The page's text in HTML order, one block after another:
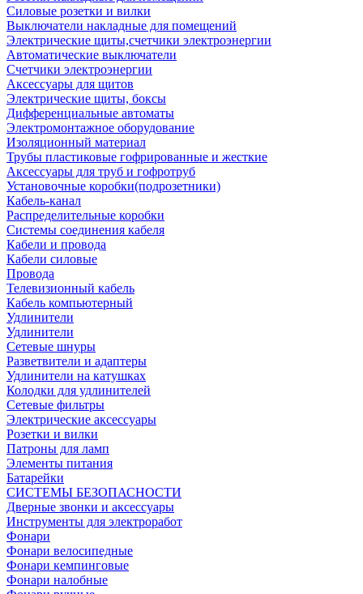
Силовые розетки и вилки
Выключатели накладные для помещений
Электрические щиты,счетчики электроэнергии
Автоматические выключатели
Счетчики электроэнергии
Аксессуары для щитов
Электрические щиты, боксы
Дифференциальные автоматы
Электромонтажное оборудование
Изоляционный материал
Трубы пластиковые гофрированные и жесткие
Аксессуары для труб и гофротруб
Установочные коробки(подрозетники)
Кабель-канал
Распределительные коробки
Системы соединения кабеля
Кабели и провода
Кабели силовые
Провода
Телевизионный кабель
Кабель компьютерный
Удлинители
Удлинители
Сетевые шнуры
Разветвители и адаптеры
Удлинители на катушках
Колодки для удлинителей
Сетевые фильтры
Электрические аксессуары
Розетки и вилки
Патроны для ламп
Элементы питания
Батарейки
СИСТЕМЫ БЕЗОПАСНОСТИ
Дверные звонки и аксессуары
Инструменты для электроработ
Фонари
Фонари велосипедные
Фонари кемпинговые
Фонари налобные